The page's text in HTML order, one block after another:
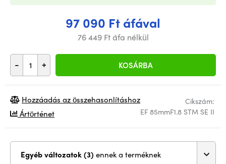
97 090 Ft áfával
76 449 Ft áfa nélkül
- + KOSÁRBA
Cikszám:
EF 85mmF1.8 STM SE II
Hozzáadás az összehasonlításhoz
Ártörténet
Egyéb változatok (3) ennek a terméknek